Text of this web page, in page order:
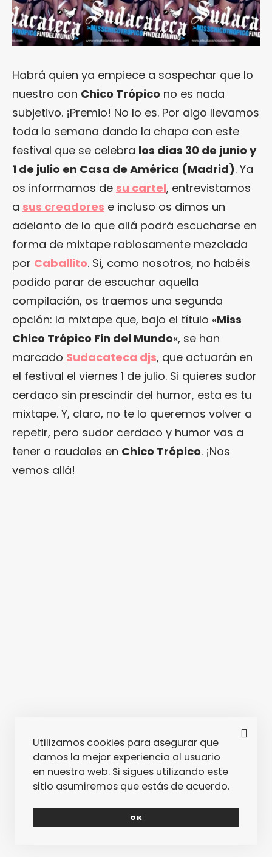
Habrá quien ya empiece a sospechar que lo
nuestro con Chico Trópico no es nada
subjetivo. ¡Premio! No lo es. Por algo llevamos
toda la semana dando la chapa con este
festival que se celebra los días 30 de junio y
1 de julio en Casa de América (Madrid). Ya
os informamos de su cartel, entrevistamos
a sus creadores e incluso os dimos un
adelanto de lo que allá podrá escucharse en
forma de mixtape rabiosamente mezclada
por Caballito. Si, como nosotros, no habéis
podido parar de escuchar aquella
compilación, os traemos una segunda
opción: la mixtape que, bajo el título «Miss
Chico Trópico Fin del Mundo«, se han
marcado Sudacateca djs, que actuarán en
el festival el viernes 1 de julio. Si quieres sudor
cerdaco sin prescindir del humor, esta es tu
mixtape. Y, claro, no te lo queremos volver a
repetir, pero sudor cerdaco y humor vas a
tener a raudales en Chico Trópico. ¡Nos
vemos allá!
Utilizamos cookies para asegurar que
damos la mejor experiencia al usuario
en nuestra web. Si sigues utilizando este
sitio asumiremos que estás de acuerdo.
OK